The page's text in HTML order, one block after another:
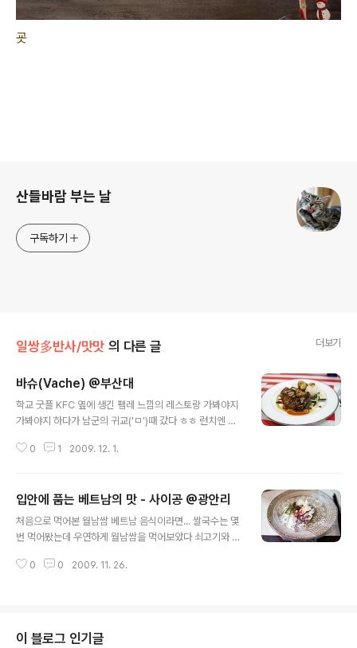
굣
산들바람 부는 날
구독하기
일쌍多반사/맛맛 의 다른 글 더보기
바슈(Vache) @부산대
학교 굿플 KFC 옆에 생긴 팸레 느낌의 레스토랑 가봐야지
가봐야지 하다가 남군의 귀교('ㅁ')때 갔다 ㅎㅎ 런치엔 파
는 메인디쉬를 주문하면 샐러드바가 무료였다 샐러드바는
해서 괜찮은 편이었다 굳이 비싼 가격으로 스테이크 먹을
필요는 없을 정도랄까~ 일단 슾으로 입맛을 돋구고 맛있게
메인을 슥슥 잘라서 쏘옥~
0 1 2009. 12. 1.
입안에 품는 베트남의 맛 - 사이공 @광안리
처음으로 먹어본 월남쌈 베트남 음식이라면... 쌀국수는 몇
번 먹어봤는데 우연하게 월남쌈을 먹어보았다 쇠고기와 야
먹음직스럽게 올리곤 싸서 먹는 그 맛이 캬아~ 새콤달콤함
0 0 2009. 11. 26.
이 블로그 인기글